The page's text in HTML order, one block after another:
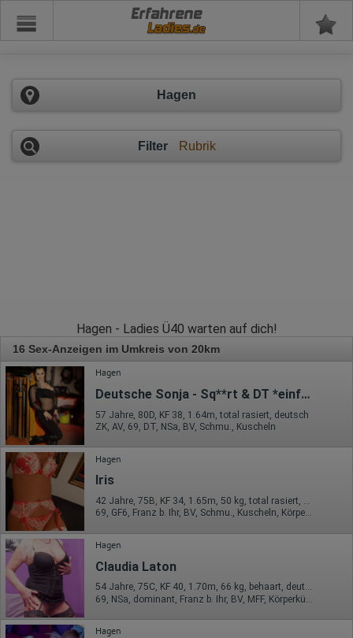
Erfahrene
Hagen
Filter Rubrik
Hagen - Ladies Ü40 warten auf dich!
16 Sex-Anzeigen im Umkreis von 20km
Hagen
Deutsche Sonja - Sq**rt & DT *einfach anders*
57 Jahre, 80D, KF 38, 1.64m, total rasiert, deutsch
ZK, AV, 69, DT, NSa, BV, Schmu., Kuscheln
Hagen
Iris
42 Jahre, 75B, KF 34, 1.65m, 50 kg, total rasiert, deutsch
69, GF6, Franz b. Ihr, BV, Schmu., Kuscheln, Körperküs.
Hagen
Claudia Laton
54 Jahre, 75C, KF 40, 1.70m, 66 kg, behaart, deutsch
Hagen